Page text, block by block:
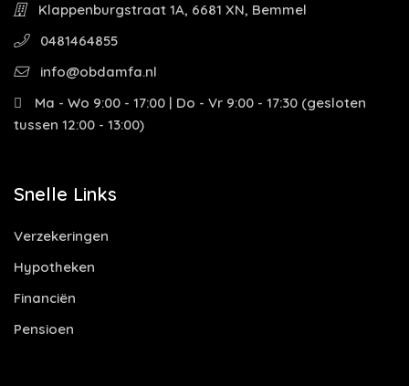
Klappenburgstraat 1A, 6681 XN, Bemmel
0481464855
info@obdamfa.nl
Ma - Wo 9:00 - 17:00 | Do - Vr 9:00 - 17:30 (gesloten
tussen 12:00 - 13:00)
Snelle Links
Verzekeringen
Hypotheken
Financiën
Pensioen